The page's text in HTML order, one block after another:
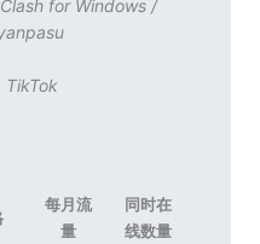
Clash for Windows/
TikTok
每月流
量
同时在
线数量